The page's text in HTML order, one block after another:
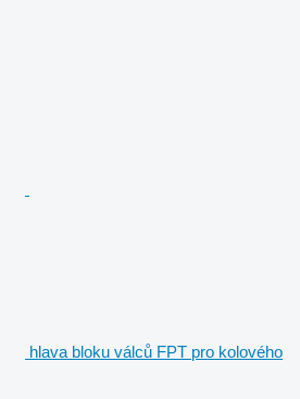
hlava bloku válců FPT pro kolového